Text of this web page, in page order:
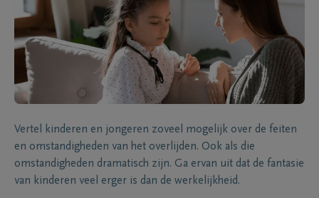
Vertel kinderen en jongeren zoveel mogelijk over de feiten
en omstandigheden van het overlijden. Ook als die
omstandigheden dramatisch zijn. Ga ervan uit dat de fantasie
van kinderen veel erger is dan de werkelijkheid.